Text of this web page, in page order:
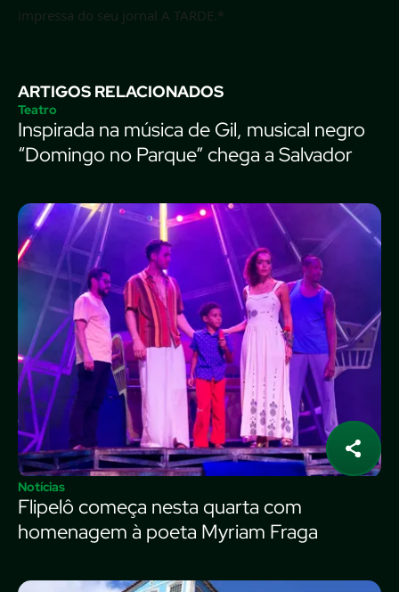
impressa do seu jornal A TARDE.*
ARTIGOS RELACIONADOS
Teatro
Inspirada na música de Gil, musical negro
“Domingo no Parque” chega a Salvador
Notícias
Flipelô começa nesta quarta com
homenagem à poeta Myriam Fraga